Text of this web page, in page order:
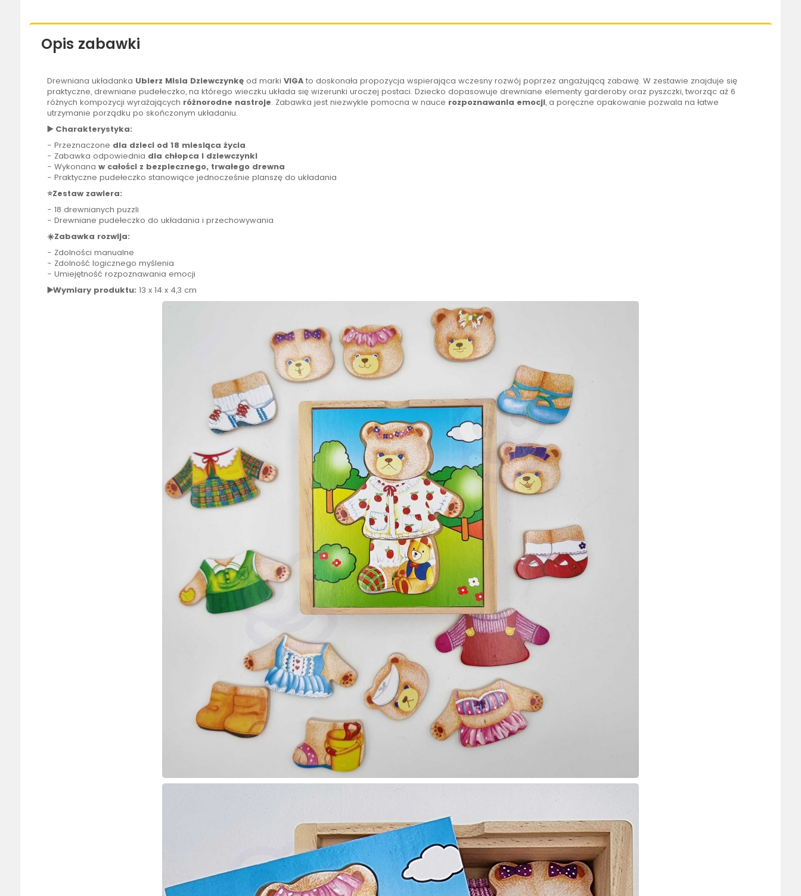
Opis zabawki
Drewniana układanka Ubierz Misia Dziewczynkęod marki VIGAto doskonała propozycja wspierająca wczesny rozwój poprzez angażującą zabawę. W zestawie znajduje się
praktyczne, drewniane pudełeczko, na którego wieczku układa się wizerunki uroczej postaci. Dziecko dopasowuje drewniane elementy garderoby oraz pyszczki, tworząc aż 6
różnych kompozycji wyrażających różnorodne nastroje. Zabawka jest niezwykle pomocna w nauce rozpoznawania emocji, a poręczne opakowanie pozwala na łatwe
utrzymanie porządku po skończonym układaniu.
▶️ Charakterystyka:
- Przeznaczone dla dzieci od 18 miesiąca życia
- Zabawka odpowiednia dla chłopca i dziewczynki
- Wykonana w całości z bezpiecznego, trwałego drewna
- Praktyczne pudełeczko stanowiące jednocześnie planszę do układania
⭐Zestaw zawiera:
- 18 drewnianych puzzli
- Drewniane pudełeczko do układania i przechowywania
☀️Zabawka rozwija:
- Zdolności manualne
- Zdolność logicznego myślenia
- Umiejętność rozpoznawania emocji
▶️Wymiary produktu: 13 x 14 x 4,3 cm